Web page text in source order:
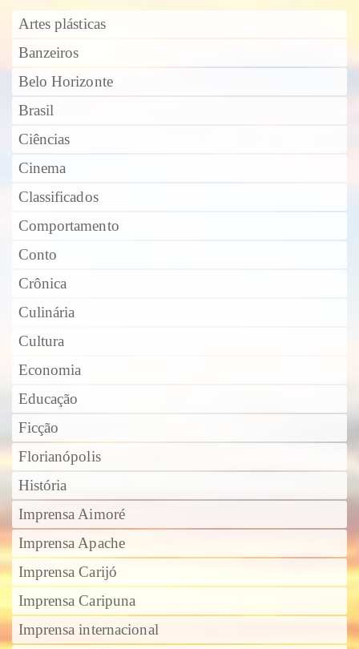
Artes plásticas
Banzeiros
Belo Horizonte
Brasil
Ciências
Cinema
Classificados
Comportamento
Conto
Crônica
Culinária
Cultura
Economia
Educação
Ficção
Florianópolis
História
Imprensa Aimoré
Imprensa Apache
Imprensa Carijó
Imprensa Caripuna
Imprensa internacional